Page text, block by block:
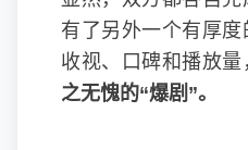
有了另外一个有厚
收视、口碑和播放量
之无愧的“爆剧”。